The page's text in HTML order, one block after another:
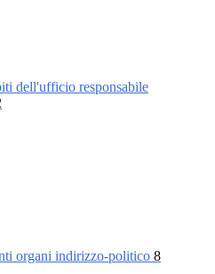
dell'ufficio responsabile
organi indirizzo-politico 8